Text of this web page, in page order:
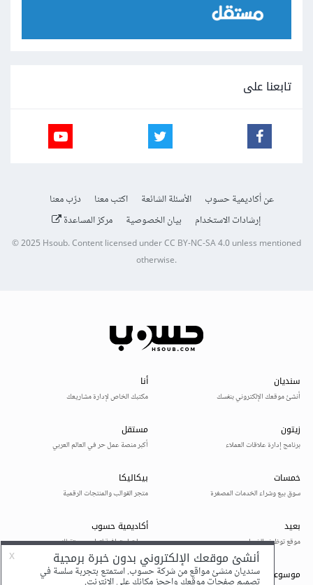
تابعنا على
عن أكاديمية حسوب الأسئلة الشائعة اكتب معنا
درّب معنا
إرشادات الاستخدام
بيان الخصوصية مركز المساعدة
© 2025Hsoub.Content licensed underCC BY-NC-SA 4.0unless mentioned
otherwise.